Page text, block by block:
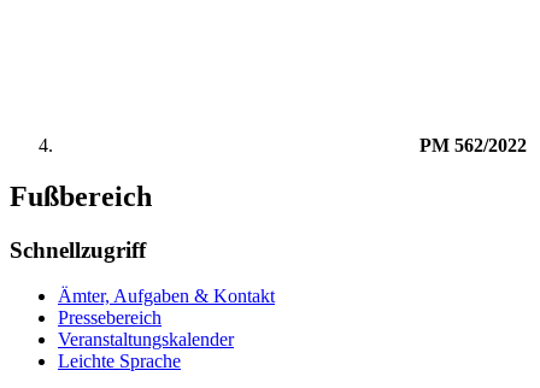
PM 562/2022
Fußbereich
Schnellzugriff
Ämter, Aufgaben & Kontakt
Pressebereich
Veranstaltungskalender
Leichte Sprache